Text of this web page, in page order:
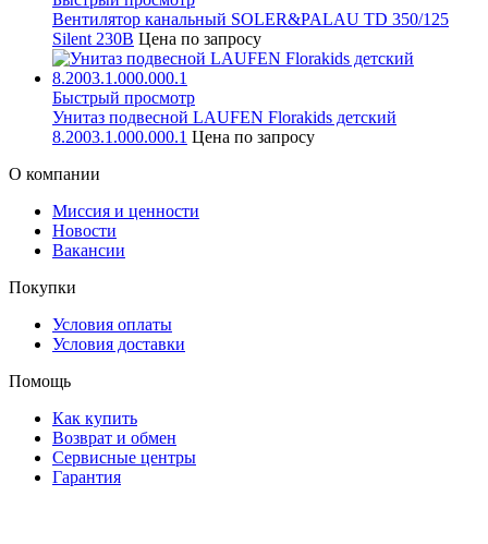
Вентилятор канальный SOLER&PALAU TD 350/125
Silent 230В Цена по запросу
Быстрый просмотр
Унитаз подвесной LAUFEN Florakids детский
8.2003.1.000.000.1 Цена по запросу
О компании
Миссия и ценности
Новости
Вакансии
Покупки
Условия оплаты
Условия доставки
Помощь
Как купить
Возврат и обмен
Сервисные центры
Гарантия